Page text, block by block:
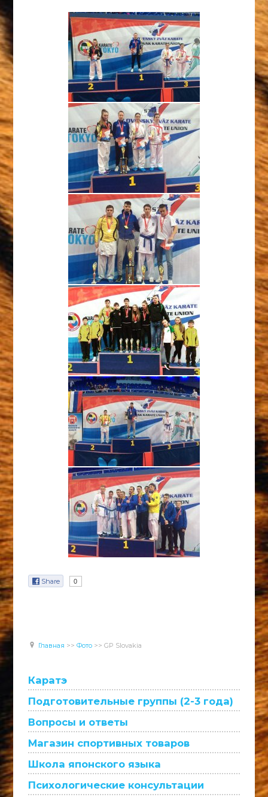
Share 0
Главная >> Фото >> GP Slovakia
Каратэ
Подготовительные группы (2-3 года)
Вопросы и ответы
Магазин спортивных товаров
Школа японского языка
Психологические консультации